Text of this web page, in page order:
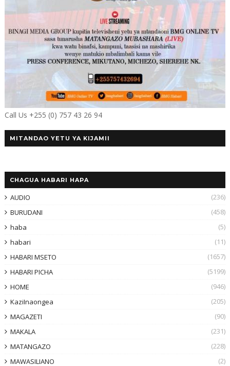
Call Us +255 (0) 757 43 26 94
MITANDAO YETU YA KIJAMII
CHAGUA HABARI HAPA
AUDIO
(236)
BURUDANI
(458)
haba
(5)
habari
(11)
HABARI MSETO
(1657)
HABARI PICHA
(5199)
HOME
(946)
KaziInaongea
(205)
MAGAZETI
(90)
MAKALA
(231)
MATANGAZO
(228)
MAWASILIANO
(2)